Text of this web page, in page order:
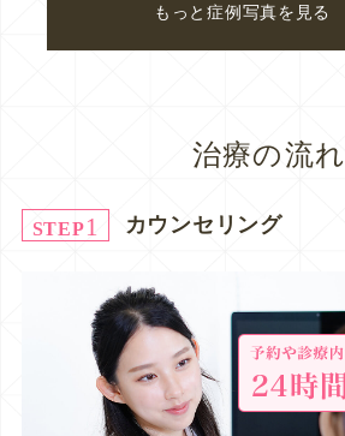
もっと症例写真を見る
治療の流れ
STEP1 カウンセリング